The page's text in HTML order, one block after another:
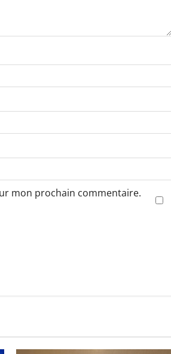
mon prochain commentaire.